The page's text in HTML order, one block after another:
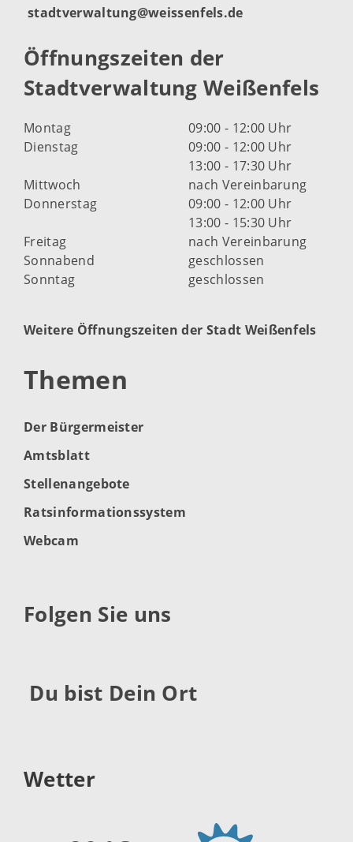
stadtverwaltung@weissenfels.de
Öffnungszeiten der
Stadtverwaltung Weißenfels
Montag
09:00 - 12:00 Uhr
Dienstag
09:00 - 12:00 Uhr
13:00 - 17:30 Uhr
Mittwoch
nach Vereinbarung
Donnerstag
09:00 - 12:00 Uhr
13:00 - 15:30 Uhr
Freitag
nach Vereinbarung
Sonnabend
geschlossen
Sonntag
geschlossen
Weitere Öffnungszeiten der Stadt Weißenfels
Themen
Der Bürgermeister
Amtsblatt
Stellenangebote
Ratsinformationssystem
Webcam
Folgen Sie uns
Du bist Dein Ort
Wetter